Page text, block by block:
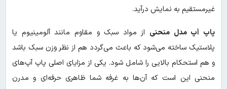
غیرمستقیم به نمایش درآید.
پاپ آپ مدل منحنی از مواد سبک و مقاوم مانند آلومینیوم یا
پلاستیک ساخته می‌شود که باعث می‌گردد هم از نظر وزن سبک باشد
و هم استحکام بالایی را شامل شود. یکی از مزایای اصلی پاپ آپ‌های
منحنی این است که آن‌ها به غرفه شما ظاهری حرفه‌ای و مدرن